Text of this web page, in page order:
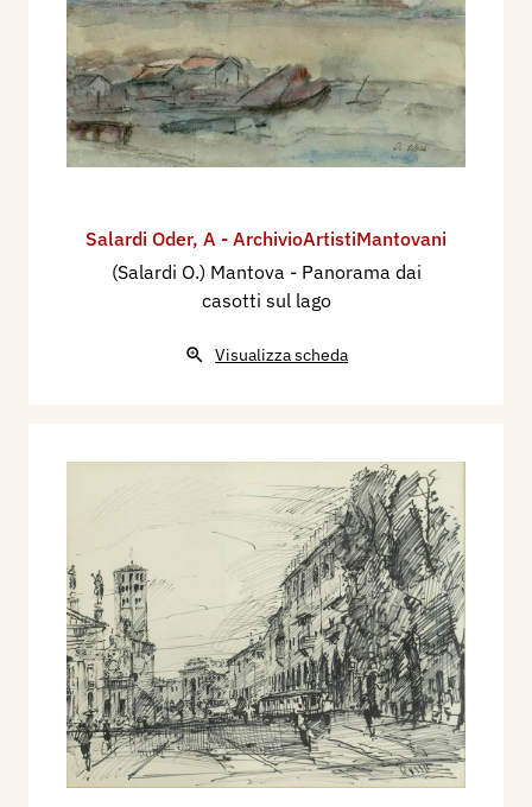
Salardi Oder, A - ArchivioArtistiMantovani
(Salardi O.) Mantova - Panorama dai
casotti sul lago
Visualizza scheda